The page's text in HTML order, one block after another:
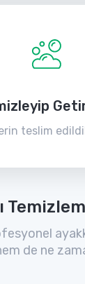
teslim
de ne